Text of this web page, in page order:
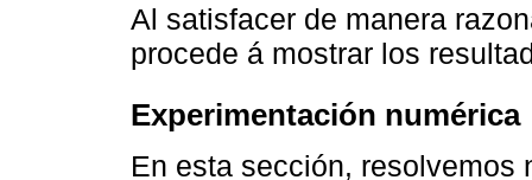
Al satisfacer de manera
procede á mostrar los
Experimentación numérica
En esta sección, resolvemos